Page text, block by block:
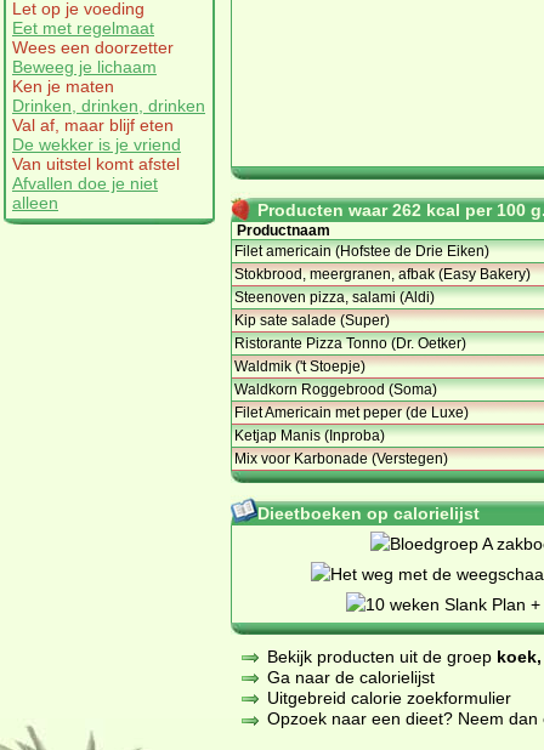
Let op je voeding
Eet met regelmaat
Wees een doorzetter
Beweeg je lichaam
Ken je maten
Drinken, drinken, drinken
Val af, maar blijf eten
De wekker is je vriend
Van uitstel komt afstel
Afvallen doe je niet
alleen
Producten waar 262 kcal per 100
Productnaam
Filet americain (Hofstee de Drie Eiken)
Stokbrood, meergranen, afbak (Easy Bakery)
Steenoven pizza, salami (Aldi)
Kip sate salade (Super)
Ristorante Pizza Tonno (Dr. Oetker)
Waldmik ('t Stoepje)
Waldkorn Roggebrood (Soma)
Filet Americain met peper (de Luxe)
Ketjap Manis (Inproba)
Mix voor Karbonade (Verstegen)
Dieetboeken op calorielijst
Bekijk producten uit de groep
Ga naar de calorielijst
Uitgebreid calorie zoekformulier
Opzoek naar een dieet? Neem